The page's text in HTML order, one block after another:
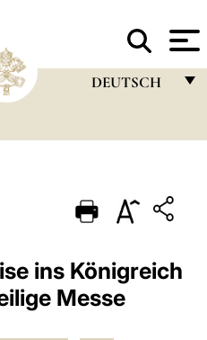
DEUTSCH
PORTUGUÊS
ESPAÑOL
DEUTSCH
ins Königreich
Messe